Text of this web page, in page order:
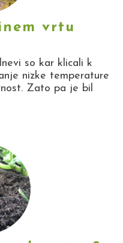
vrtu
so kar klicali k
nizke temperature
Zato pa je bil